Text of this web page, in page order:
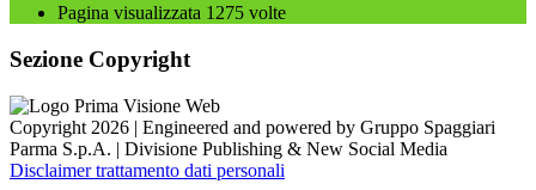
Pagina visualizzata 1275 volte
Sezione Copyright
Copyright 2026 | Engineered and powered by Gruppo Spaggiari
Parma S.p.A. | Divisione Publishing & New Social Media
Disclaimer trattamento dati personali